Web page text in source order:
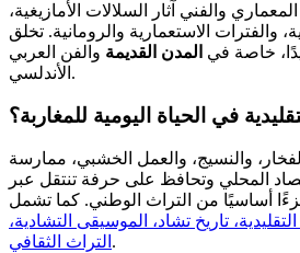
المعماري والفني آثار السلالات الأمازيغية،
والفترات الاستعمارية والرومانية. تخلق
خاصة في المدن القديمة والفن العربي
الأندلسي.
في الحياة اليومية للمغاربة؟
والنسيج، والعمل الخشبي، ممارسة
المحلي وتحافظ على حرفة تنتقل عبر
أساسيًا من التراث الوطني. كما تشمل
تاريخ تشاد، الموسيقى التشادية،
التراث الثقافي .